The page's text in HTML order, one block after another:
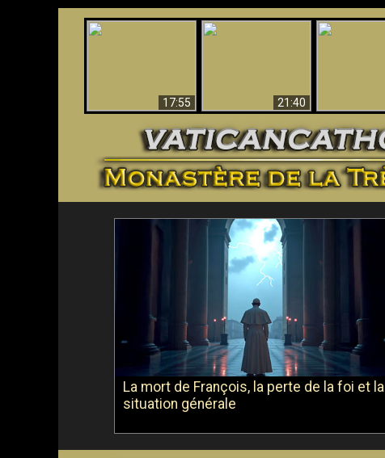
17:55
21:40
La mort de François, la perte de la foi et la
situation générale